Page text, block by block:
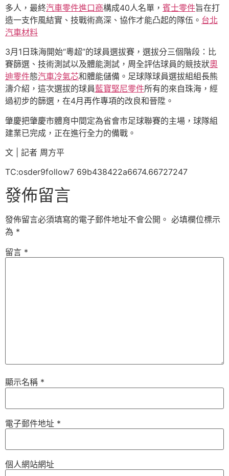
多人，最終汽車零件進口商構成40人名單， 賓士零件旨在打
造一支作風結實、技戰術高深、協作才能凸起的隊伍。 台北
汽車材料
3月1日珠海開始“粵超”的球員選拔賽，選拔分三個階段：比
賽篩選、技術測試以及體能測試，周全評估球員的競技狀奧
迪零件態汽車冷氣芯和體能儲備。足球隊球員選拔組組長熊
濤介紹，這次選拔的球員藍寶堅尼零件所有的來自珠海，經
過初步的篩選，在4月再作專項的改良和晉陞。
肇慶把肇慶市體育中間定為省會市足球聯賽的主場，球隊組
建業已完成，正在進行全力的備戰。
文 | 記者 周方平
TC:osder9follow7 69b438422a6674.66727247
發佈留言
發佈留言必須填寫的電子郵件地址不會公開。 必填欄位標示
為 *
留言 *
顯示名稱 *
電子郵件地址 *
個人網站網址